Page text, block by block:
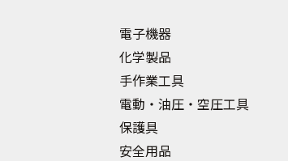
電子機器
化学製品
手作業工具
電動・油圧・空圧工具
保護具
安全用品